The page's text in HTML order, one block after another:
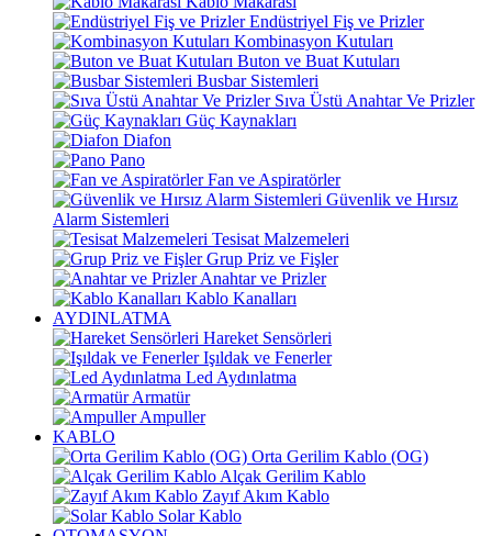
Endüstriyel Fiş ve Prizler
Kombinasyon Kutuları
Buton ve Buat Kutuları
Busbar Sistemleri
Sıva Üstü Anahtar Ve Prizler
Güç Kaynakları
Diafon
Pano
Fan ve Aspiratörler
Güvenlik ve Hırsız
Alarm Sistemleri
Tesisat Malzemeleri
Grup Priz ve Fişler
Anahtar ve Prizler
Kablo Kanalları
AYDINLATMA
Hareket Sensörleri
Işıldak ve Fenerler
Led Aydınlatma
Armatür
Ampuller
KABLO
Orta Gerilim Kablo (OG)
Alçak Gerilim Kablo
Zayıf Akım Kablo
Solar Kablo